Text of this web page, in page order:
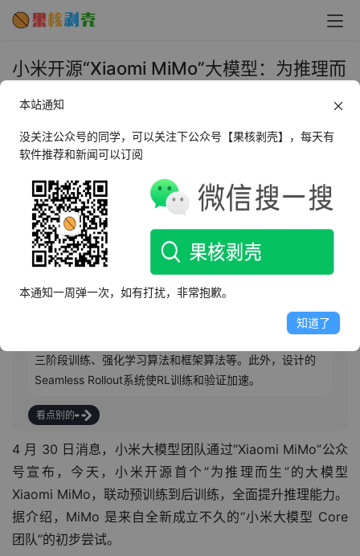
小米开源“Xiaomi MiMo”大模型：为推理而
核剥壳
2025年4月30日 上午11:57
AI摘要
此内容由AI根据文章内容自动生成，并已由人工审核
小米大模型Core团队宣布开源首个推理大模型Xiaomi
MiMo，该模型在数学推理和代码竞赛中表现优异，超越
OpenAI和阿里的大规模模型。MiMo的提升得益于预训练
和后训练阶段的数据和算法创新，包括挖掘富推理语料、
三阶段训练、强化学习算法和框架算法等。此外，设计的
Seamless Rollout系统使RL训练和验证加速。
看点别的
4 月 30 日消息，小米大模型团队通过“Xiaomi MiMo”公众
号宣布，今天，小米开源首个“为推理而生”的大模型
Xiaomi MiMo，联动预训练到后训练，全面提升推理能力。
据介绍，MiMo 是来自全新成立不久的“小米大模型 Core
团队”的初步尝试。
本站通知
没关注公众号的同学，可以关注下公众号【果核剥壳】，每天有
软件推荐和新闻可以订阅
本通知一周弹一次，如有打扰，非常抱歉。
知道了